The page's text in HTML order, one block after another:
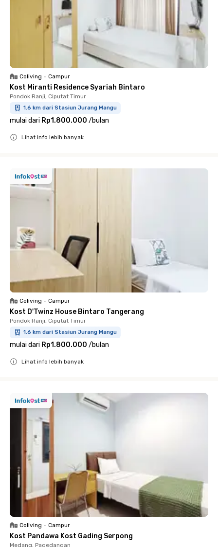
Coliving • Campur
Kost Miranti Residence Syariah Bintaro
Pondok Ranji, Ciputat Timur
1.6 km dari Stasiun Jurang Mangu
mulai dari Rp1.800.000 /bulan
Lihat info lebih banyak
Coliving • Campur
Kost D'Twinz House Bintaro Tangerang
Pondok Ranji, Ciputat Timur
1.6 km dari Stasiun Jurang Mangu
mulai dari Rp1.800.000 /bulan
Lihat info lebih banyak
Coliving • Campur
Kost Pandawa Kost Gading Serpong
Medang, Pagedangan